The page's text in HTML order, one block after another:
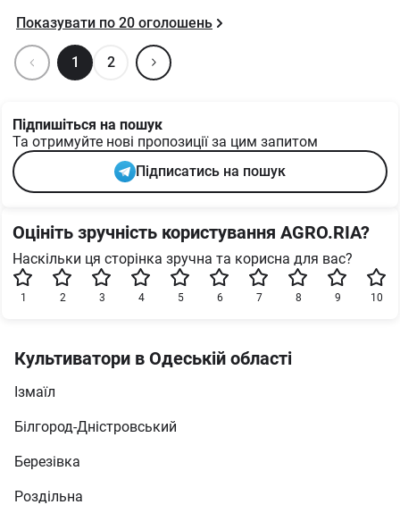
1 2
Показувати по 20 оголошень
Підпишіться на пошук
Та отримуйте нові пропозиції за цим запитом
Підписатись на пошук
Оцініть зручність користування AGRO.RIA?
Наскільки ця сторінка зручна та корисна для вас?
10
9
8
7
6
5
4
3
2
1
Культиватори в Одеській області
Ізмаїл
Білгород-Дністровський
Березівка
Роздільна